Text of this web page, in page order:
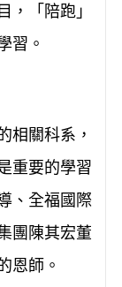
，「陪跑」
習。
相關科系，
重要的學習
、全福國際
團陳其宏董
恩師。